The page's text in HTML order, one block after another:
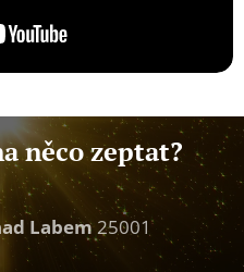
něco zeptat?
Labem 25001